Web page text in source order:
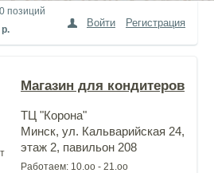
0 позиций
Войти Регистрация
Магазин для кондитеров
ТЦ "Корона"
Минск, ул. Кальварийская 24,
этаж 2, павильон 208
Работаем: 10.оо - 21.оо